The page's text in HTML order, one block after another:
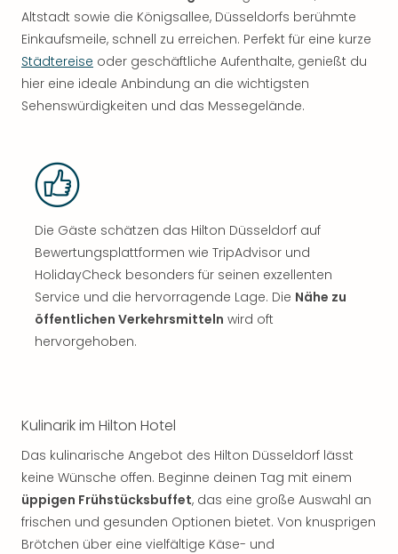
Altstadt sowie die Königsallee, Düsseldorfs berühmte
Einkaufsmeile, schnell zu erreichen. Perfekt für eine kurze
Städtereise oder geschäftliche Aufenthalte, genießt du
hier eine ideale Anbindung an die wichtigsten
Sehenswürdigkeiten und das Messegelände.
Die Gäste schätzen das Hilton Düsseldorf auf
Bewertungsplattformen wie TripAdvisor und
HolidayCheck besonders für seinen exzellenten
Service und die hervorragende Lage. Die Nähe zu
öffentlichen Verkehrsmitteln wird oft
hervorgehoben.
Kulinarik im Hilton Hotel
Das kulinarische Angebot des Hilton Düsseldorf lässt
keine Wünsche offen. Beginne deinen Tag mit einem
üppigen Frühstücksbuffet, das eine große Auswahl an
frischen und gesunden Optionen bietet. Von knusprigen
Brötchen über eine vielfältige Käse- und